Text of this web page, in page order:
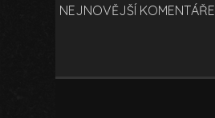
NEJNOVĚJŠÍ KOMENTÁŘE